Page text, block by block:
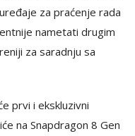
za praćenje rada
nametati drugim
za saradnju sa
prvi i ekskluzivni
na Snapdragon 8 Gen